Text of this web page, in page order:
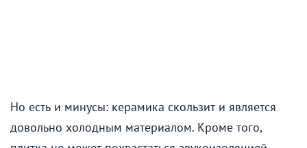
Но есть и минусы: керамика скользит и является
довольно холодным материалом. Кроме того,